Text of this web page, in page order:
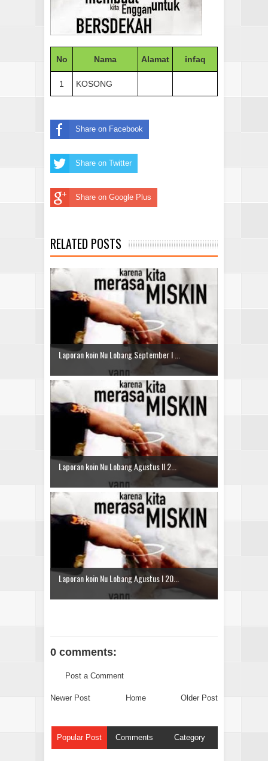
No Nama Alamat infaq
1 KOSONG
Share on Facebook
Share on Twitter
Share on Google Plus
RELATED POSTS
Laporan koin Nu Lobang September I ...
Laporan koin Nu Lobang Agustus II 2...
Laporan koin Nu Lobang Agustus I 20...
0 comments:
Post a Comment
Newer Post Older Post
Home
Popular Post Comments Category